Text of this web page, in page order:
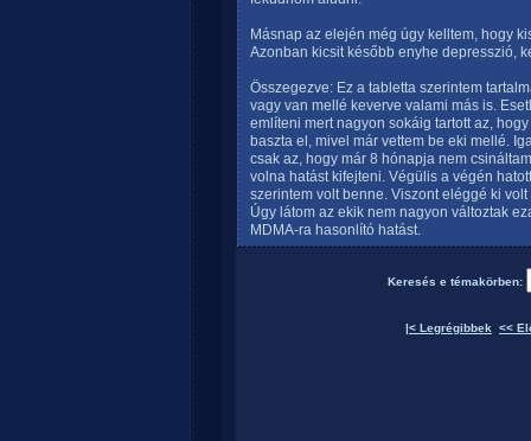
Másnap az elején még úgy kelltem, hogy
Azonban kicsit később enyhe depresszió,
Összegezve: Ez a tabletta szerintem
vagy van mellé keverve valami más is.
említeni mert nagyon sokáig tartott az,
baszta el, mivel már vettem be eki mellé.
csak az, hogy már 8 hónapja nem
volna hatást kifejteni. Végülis a végén
szerintem volt benne. Viszont eléggé ki
Úgy látom az ekik nem nagyon változtak
MDMA-ra hasonlító hatást.
Keresés e témakörben:
|< Legrégibbek <<